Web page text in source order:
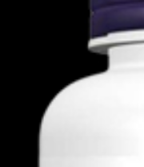
3 είναι αρκετά
ωμέγα-3
θα
φαινομενικά
και έχει
και μάλλον